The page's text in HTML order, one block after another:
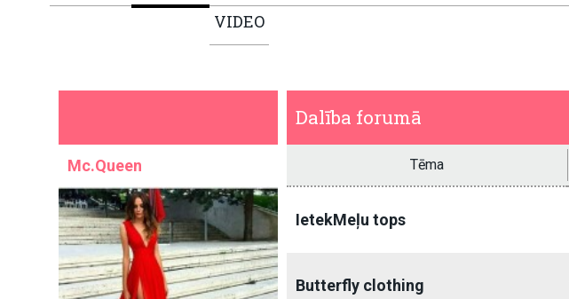
VIDEO
Mc.Queen
Dalība forumā
Tēma
IetekMeļu tops
Butterfly clothing